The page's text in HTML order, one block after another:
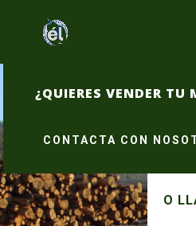
¿QUIERES VENDER TU
CONTACTA CON
O